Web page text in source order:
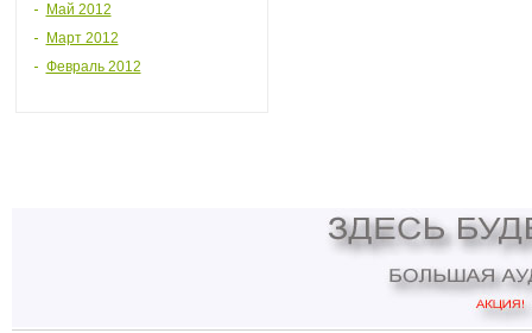
Май 2012
Март 2012
Февраль 2012